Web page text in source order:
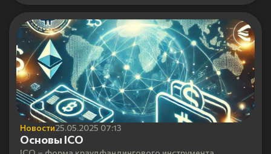
Новости25.05.2025 07:13
Основы ICO